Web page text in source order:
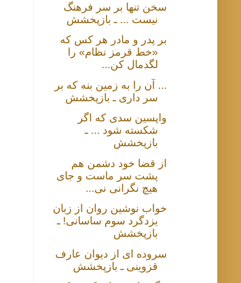
سخن تنها بر سر فرهنگ
نیست ... ـ بازپخشش
بر پدر و مادر هر کس که
«خط قرمز نظام» را
لگدمال کن...
... آن را به زمین بنه که بر
سر داری ـ بازپخشش
واپسین سدی که اگر
شکسته شود ... ـ
بازپخشش
از قضا خود دشمن هم
پشت سر ماست و جای
هیچ نگرانی نی...
خواب نوشین روان از زبان
یزدگرد سوم ساسانی! ـ
بازپخشش
سروده ای از دیوان عارف
قزوینی ـ بازپخشش